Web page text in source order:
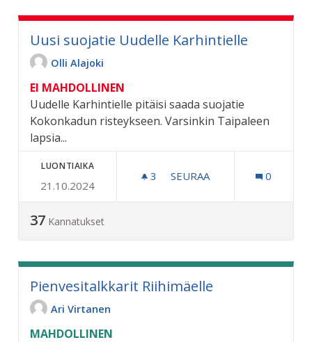
Uusi suojatie Uudelle Karhintielle
Olli Alajoki
EI MAHDOLLINEN
Uudelle Karhintielle pitäisi saada suojatie
Kokonkadun risteykseen. Varsinkin Taipaleen
lapsia...
LUONTIAIKA
21.10.2024
3 3 SEURAAJAA
SEURAA 0
37 Kannatukset
Pienvesitalkkarit Riihimäelle
Ari Virtanen
MAHDOLLINEN